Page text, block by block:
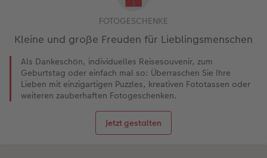
Heute ist mein 1. Geburtstag
FOTOGESCHENKE
Kleine und große Freuden für Lieblingsmenschen
Als Dankeschön, individuelles Reisesouvenir, zum
Geburtstag oder einfach mal so: Überraschen Sie Ihre
Lieben mit einzigartigen Puzzles, kreativen Fototassen oder
weiteren zauberhaften Fotogeschenken.
Jetzt gestalten